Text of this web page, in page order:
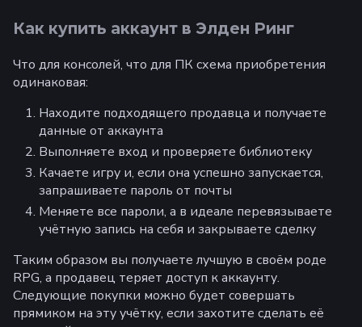
Как купить аккаунт в Элден Ринг
Что для консолей, что для ПК схема приобретения
одинаковая:
Находите подходящего продавца и получаете
данные от аккаунта
Выполняете вход и проверяете библиотеку
Качаете игру и, если она успешно запускается,
запрашиваете пароль от почты
Меняете все пароли, а в идеале перевязываете
учётную запись на себя и закрываете сделку
Таким образом вы получаете лучшую в своём роде
RPG, а продавец теряет доступ к аккаунту.
Следующие покупки можно будет совершать
прямиком на эту учётку, если захотите сделать её